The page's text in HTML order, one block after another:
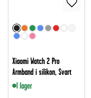
Xiaomi Watch 2 Pro
Armband i silikon, Svart
I lager